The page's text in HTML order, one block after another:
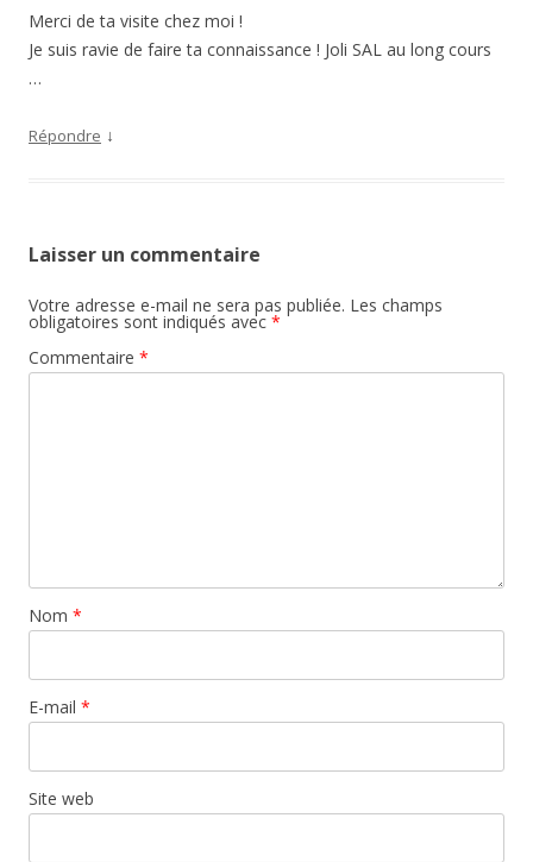
Merci de ta visite chez moi !
Je suis ravie de faire ta connaissance ! Joli SAL au long cours
…
Répondre ↓
Laisser un commentaire
Votre adresse e-mail ne sera pas publiée. Les champs
obligatoires sont indiqués avec *
Commentaire *
Nom *
E-mail *
Site web